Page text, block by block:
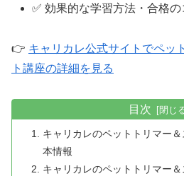
✅ 効果的な学習方法・合格の
👉 キャリカレ公式サイトでペッ
ト講座の詳細を見る
目次
キャリカレのペットトリマー
本情報
キャリカレのペットトリマー